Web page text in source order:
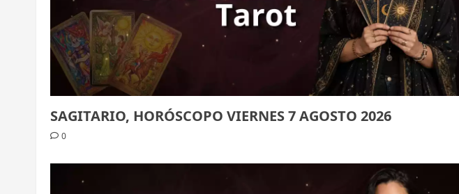
SAGITARIO, HORÓSCOPO VIERNES 7 AGOSTO 2026
0